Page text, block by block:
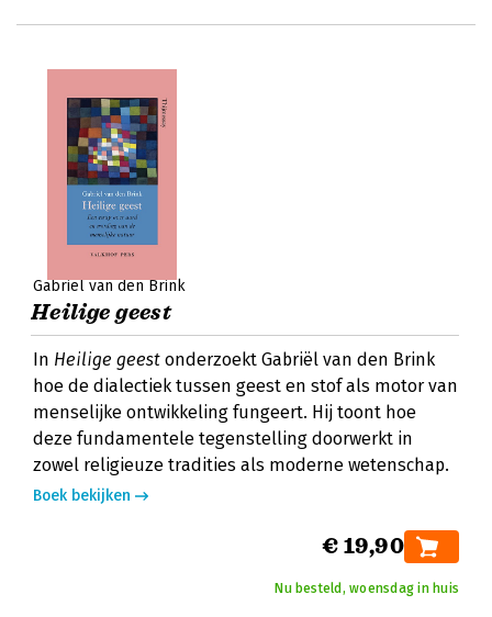
Gabriël van den Brink
Heilige geest
In Heilige geest onderzoekt Gabriël van den Brink
hoe de dialectiek tussen geest en stof als motor van
menselijke ontwikkeling fungeert. Hij toont hoe
deze fundamentele tegenstelling doorwerkt in
zowel religieuze tradities als moderne wetenschap.
Boek bekijken
€ 19,90
Nu besteld, woensdag in huis